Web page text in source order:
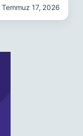
Temmuz 17, 2026